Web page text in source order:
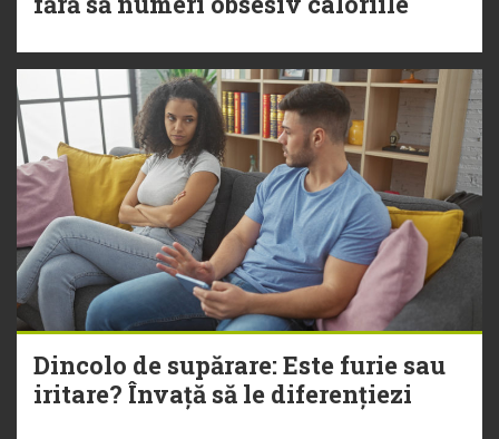
Dincolo de supărare: Este furie sau
iritare? Învață să le diferențiezi